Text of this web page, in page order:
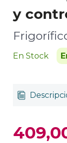
y
En Stock